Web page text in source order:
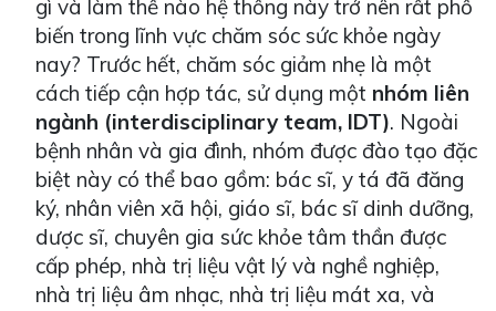
gì và làm thế nào hệ thống này trở nên rất phổ
biến trong lĩnh vực chăm sóc sức khỏe ngày
nay? Trước hết, chăm sóc giảm nhẹ là một
cách tiếp cận hợp tác, sử dụng một nhóm liên
ngành (interdisciplinary team, IDT). Ngoài
bệnh nhân và gia đình, nhóm được đào tạo đặc
biệt này có thể bao gồm: bác sĩ, y tá đã đăng
ký, nhân viên xã hội, giáo sĩ, bác sĩ dinh dưỡng,
dược sĩ, chuyên gia sức khỏe tâm thần được
cấp phép, nhà trị liệu vật lý và nghề nghiệp,
nhà trị liệu âm nhạc, nhà trị liệu mát xa, và